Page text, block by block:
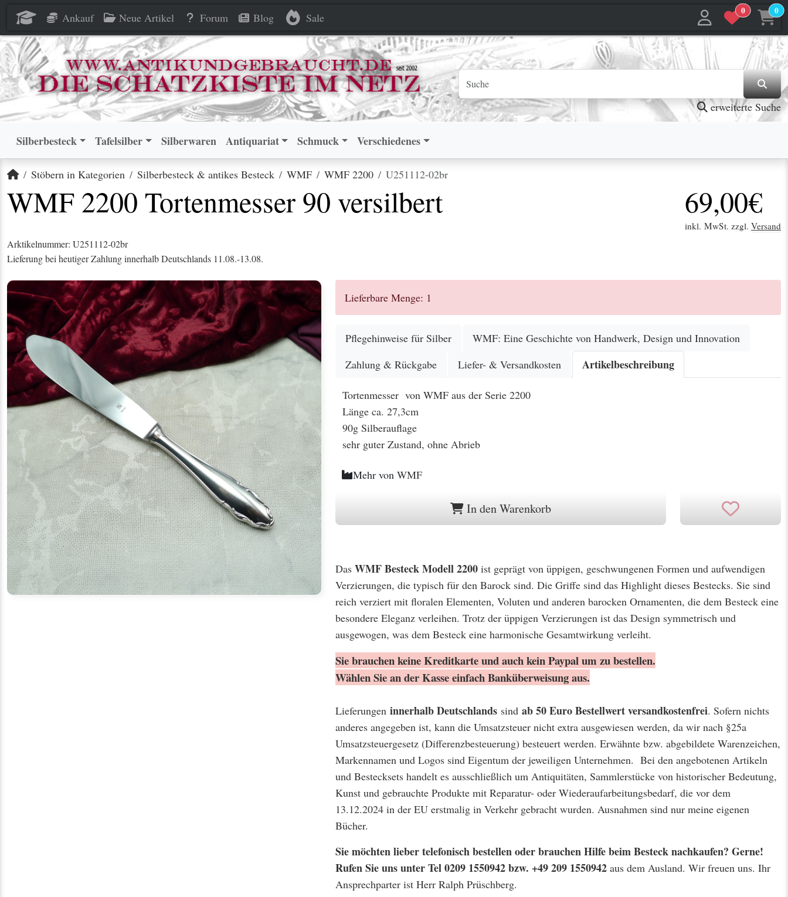
Ankauf Neue Artikel Forum Blog Sale
0 0
erweiterte Suche
Silberbesteck Tafelsilber Silberwaren Antiquariat Schmuck Verschiedenes
Startseite
Stöbern in Kategorien Silberbesteck & antikes Besteck WMF WMF 2200 U251112-02br
WMF 2200 Tortenmesser 90 versilbert 69,00€
inkl. MwSt. zzgl. Versand
Arktikelnummer: U251112-02br
Lieferung bei heutiger Zahlung innerhalb Deutschlands 11.08.-13.08.
Lieferbare Menge: 1
Pflegehinweise für Silber
WMF: Eine Geschichte von Handwerk, Design und Innovation
Zahlung & Rückgabe
Liefer- & Versandkosten Artikelbeschreibung
Tortenmesser von WMF aus der Serie 2200
Länge ca. 27,3cm
90g Silberauflage
sehr guter Zustand, ohne Abrieb
Mehr von WMF
In den Warenkorb
Das WMF Besteck Modell 2200 ist geprägt von üppigen, geschwungenen Formen und aufwendigen
Verzierungen, die typisch für den Barock sind. Die Griffe sind das Highlight dieses Bestecks. Sie sind
reich verziert mit floralen Elementen, Voluten und anderen barocken Ornamenten, die dem Besteck eine
besondere Eleganz verleihen. Trotz der üppigen Verzierungen ist das Design symmetrisch und
ausgewogen, was dem Besteck eine harmonische Gesamtwirkung verleiht.
Sie brauchen keine Kreditkarte und auch kein Paypal um zu bestellen.
Wählen Sie an der Kasse einfach Banküberweisung aus.
Lieferungen innerhalb Deutschlands sind ab 50 Euro Bestellwertversandkostenfrei. Sofern nichts
anderes angegeben ist, kann die Umsatzsteuer nicht extra ausgewiesen werden, da wir nach §25a
Umsatzsteuergesetz (Differenzbesteuerung) besteuert werden. Erwähnte bzw. abgebildete Warenzeichen,
Markennamen und Logos sind Eigentum der jeweiligen Unternehmen. Bei den angebotenen Artikeln
und Bestecksets handelt es ausschließlich um Antiquitäten, Sammlerstücke von historischer Bedeutung,
Kunst und gebrauchte Produkte mit Reparatur- oder Wiederaufarbeitungsbedarf, die vor dem
13.12.2024 in der EU erstmalig in Verkehr gebracht wurden. Ausnahmen sind nur meine eigenen
Bücher.
Sie möchten lieber telefonisch bestellen oder brauchen Hilfe beim Besteck nachkaufen? Gerne!
Rufen Sie uns unter Tel 0209 1550942 bzw. +49 209 1550942 aus dem Ausland. Wir freuen uns. Ihr
Ansprechparter ist Herr Ralph Prüschberg.
WMF 2200 Tortenmesser 90 versilbert jetzt in den Warenkorb
WMF 2200 Tortenmesser 90 versilbert jetzt in den Warenkorb